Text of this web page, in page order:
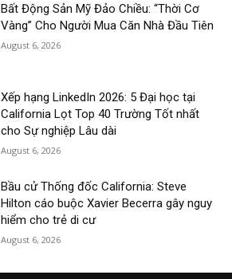
Bất Động Sản Mỹ Đảo Chiều: “Thời Cơ
Vàng” Cho Người Mua Căn Nhà Đầu Tiên
August 6, 2026
Xếp hạng LinkedIn 2026: 5 Đại học tại
California Lọt Top 40 Trường Tốt nhất
cho Sự nghiệp Lâu dài
August 6, 2026
Bầu cử Thống đốc California: Steve
Hilton cáo buộc Xavier Becerra gây nguy
hiểm cho trẻ di cư
August 6, 2026